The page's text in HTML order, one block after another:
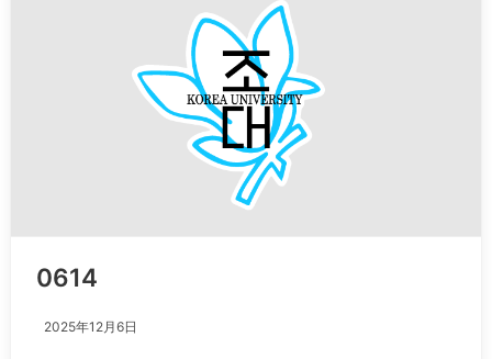
0614
2025年12月6日